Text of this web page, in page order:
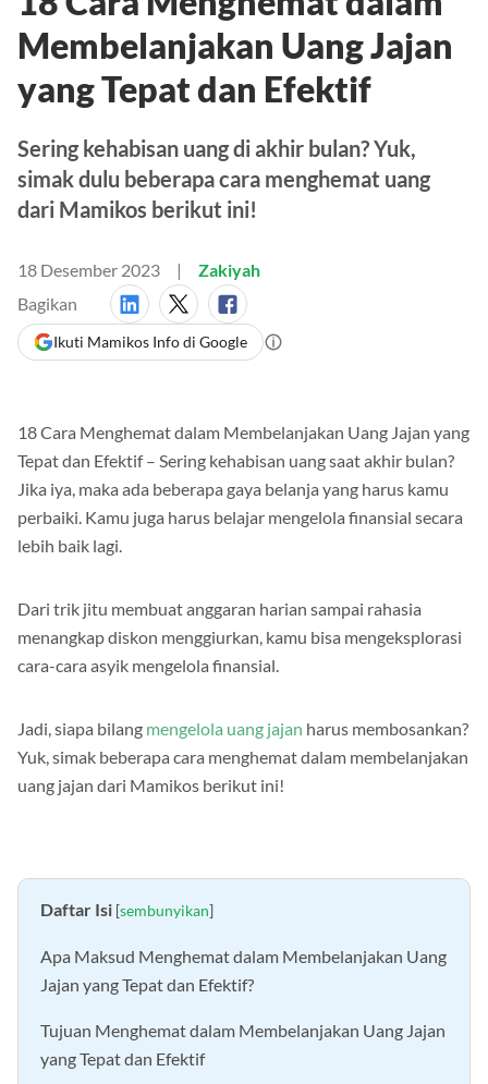
Membelanjakan Uang Jajan
yang Tepat dan Efektif
Sering kehabisan uang di akhir bulan? Yuk,
simak dulu beberapa cara menghemat uang
dari Mamikos berikut ini!
18 Desember 2023
Zakiyah
Bagikan
Ikuti Mamikos Info di Google
18 Cara Menghemat dalam Membelanjakan Uang Jajan yang
Tepat dan Efektif – Sering kehabisan uang saat akhir bulan?
Jika iya, maka ada beberapa gaya belanja yang harus kamu
perbaiki. Kamu juga harus belajar mengelola finansial secara
lebih baik lagi.
Dari trik jitu membuat anggaran harian sampai rahasia
menangkap diskon menggiurkan, kamu bisa mengeksplorasi
cara-cara asyik mengelola finansial.
Jadi, siapa bilang mengelola uang jajan harus membosankan?
Yuk, simak beberapa cara menghemat dalam membelanjakan
uang jajan dari Mamikos berikut ini!
Daftar Isi [sembunyikan]
Apa Maksud Menghemat dalam Membelanjakan Uang
Jajan yang Tepat dan Efektif?
Tujuan Menghemat dalam Membelanjakan Uang Jajan
yang Tepat dan Efektif